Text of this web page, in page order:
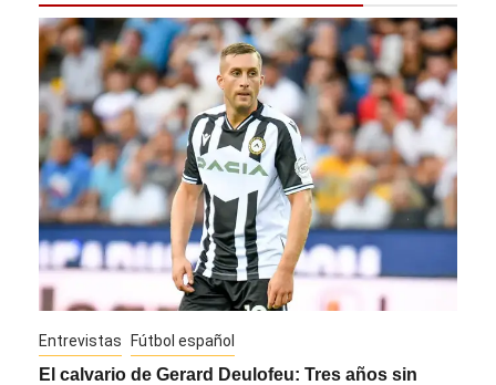
Entrevistas Fútbol español
El calvario de Gerard Deulofeu: Tres años sin